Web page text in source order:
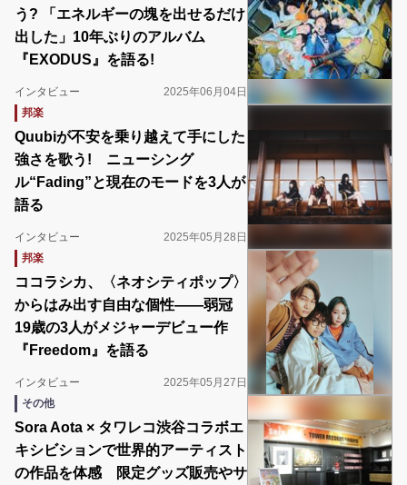
う? 「エネルギーの塊を出せるだけ
出した」10年ぶりのアルバム
『EXODUS』を語る!
インタビュー
2025年06月04日
邦楽
Quubiが不安を乗り越えて手にした
強さを歌う! ニューシング
ル“Fading”と現在のモードを3人が
語る
インタビュー
2025年05月28日
邦楽
ココラシカ、〈ネオシティポップ〉
からはみ出す自由な個性――弱冠
19歳の3人がメジャーデビュー作
『Freedom』を語る
インタビュー
2025年05月27日
その他
Sora Aota × タワレコ渋谷コラボエ
キシビションで世界的アーティスト
の作品を体感 限定グッズ販売やサ